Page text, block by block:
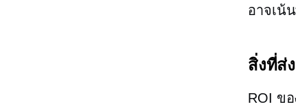
อาจเน้
สิ่งที่ส่
ROI ข